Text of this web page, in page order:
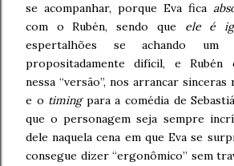
se acompanhar, porque Eva fica
com o Rubén, sendo que ele é
espertalhões se achando um
propositadamente difícil, e Rubén
nessa “versão”, nos arrancar
e o timingpara a comédia de
que o personagem seja sempre
dele naquela cena em que Eva se
consegue dizer “ergonômico” sem